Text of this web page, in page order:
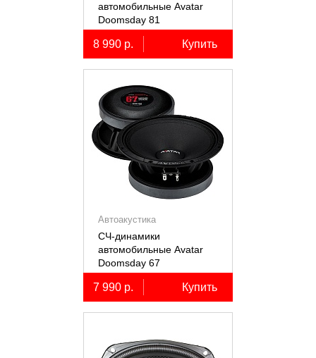
автомобильные Avatar
Doomsday 81
8 990 р. Купить
Автоакустика
СЧ-динамики
автомобильные Avatar
Doomsday 67
7 990 р. Купить